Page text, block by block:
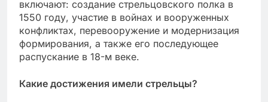
включают: создание стрельцовского полка в
1550 году, участие в войнах и вооруженных
конфликтах, перевооружение и модернизация
формирования, а также его последующее
распускание в 18-м веке.
Какие достижения имели стрельцы?